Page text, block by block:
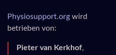
Physiosupport.org wird
betrieben von:
Pieter van Kerkhof,